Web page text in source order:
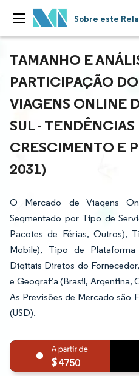
Sobre este
TAMANHO E
PARTICIPAÇÃO
VIAGENS ONLINE
SUL - TENDÊNCIAS
CRESCIMENTO E
2031)
O Mercado de Viagens
Segmentado por Tipo de
Pacotes de Férias, Outros),
Mobile), Tipo de
Digitais Diretos do
e Geografia (Brasil, Argentina,
As Previsões de Mercado são
(USD).
4750